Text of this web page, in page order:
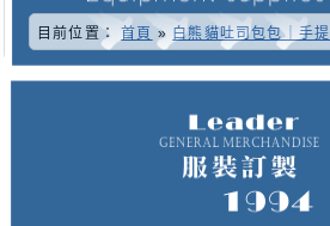
目前位置： 首頁 » 白熊貓吐司包包｜手提